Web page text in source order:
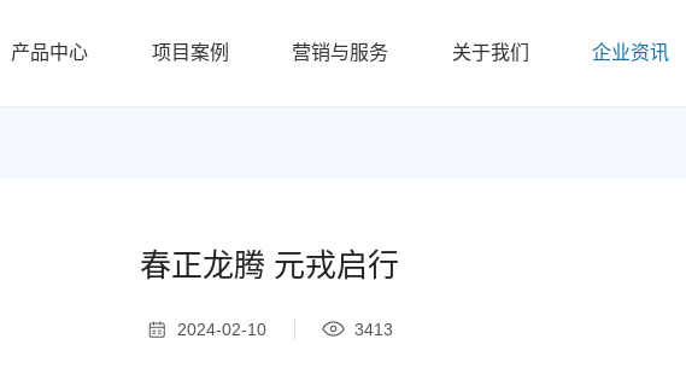
产品中心 项目案例 营销与服务 关于我们 企业资讯
春正龙腾 元戎启行
2024-02-10 3413